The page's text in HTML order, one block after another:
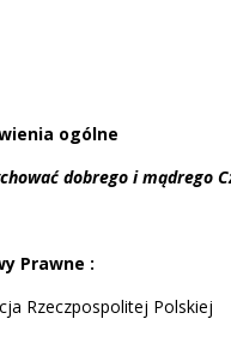
ogólne
dobrego i mądrego
Prawne :
Rzeczpospolitej Polskiej